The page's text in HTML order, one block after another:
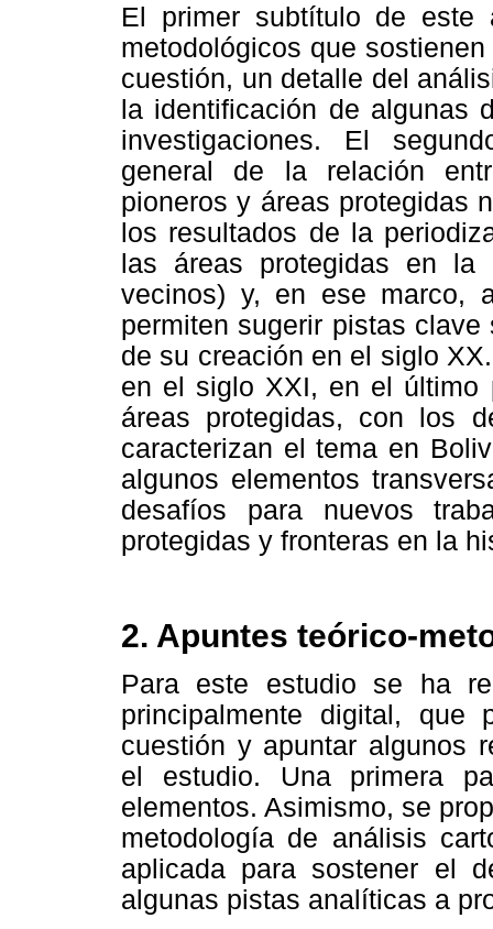
El primer subtítulo de este
metodológicos que
cuestión, un detalle del
la identificación de algunas
investigaciones. El
general de la relación
pioneros y áreas protegidas
los resultados de la
las áreas protegidas en
vecinos) y, en ese marco,
permiten sugerir pistas
de su creación en el siglo
en el siglo XXI, en el último
áreas protegidas, con los
caracterizan el tema en
algunos elementos
desafíos para nuevos
protegidas y fronteras en la
2. Apuntes teórico-
Para este estudio se ha
principalmente digital, que
cuestión y apuntar algunos
el estudio. Una primera
elementos. Asimismo, se
metodología de análisis
aplicada para sostener el
algunas pistas analíticas a